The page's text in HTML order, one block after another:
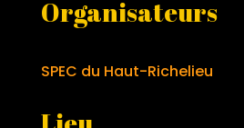
Organisateurs
SPEC du Haut-Richelieu